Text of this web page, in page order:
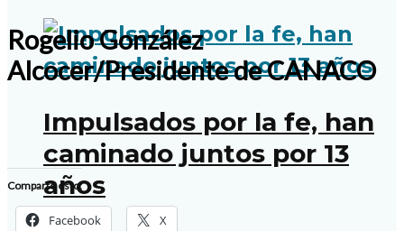
Impulsados por la fe, han
caminado juntos por 13
años
Rogelio González
Alcocer/Presidente de CANACO
Comparte esto:
Facebook X